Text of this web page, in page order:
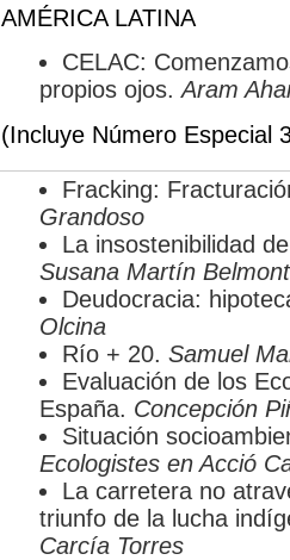
AMÉRICA LATINA
CELAC:
propios ojos.Aram
(Incluye Número Especial
Fracking:
Grandoso
La insostenibilidad
Susana Martín
Deudocracia:
Olcina
Río + 20.Samuel
Evaluación de los
España. Concepción
Situación
Ecologistes en Acció
La carretera no
triunfo de la lucha
Carcía Torres